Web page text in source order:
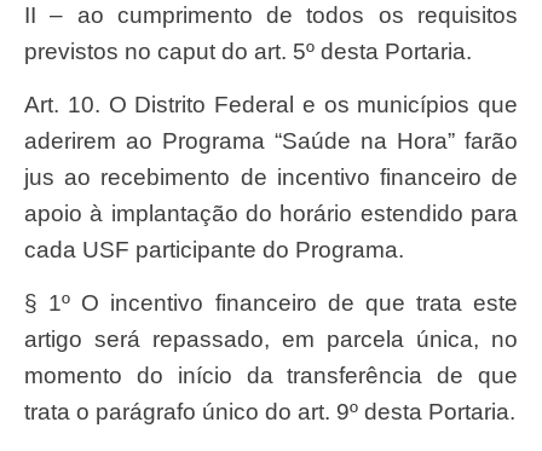
II – ao cumprimento de todos os requisitos
previstos no caput do art. 5º desta Portaria.
Art. 10. O Distrito Federal e os municípios que
aderirem ao Programa “Saúde na Hora” farão
jus ao recebimento de incentivo financeiro de
apoio à implantação do horário estendido para
cada USF participante do Programa.
§ 1º O incentivo financeiro de que trata este
artigo será repassado, em parcela única, no
momento do início da transferência de que
trata o parágrafo único do art. 9º desta Portaria.